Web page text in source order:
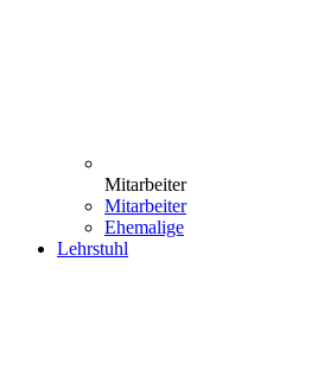
Mitarbeiter
Mitarbeiter
Ehemalige
Lehrstuhl